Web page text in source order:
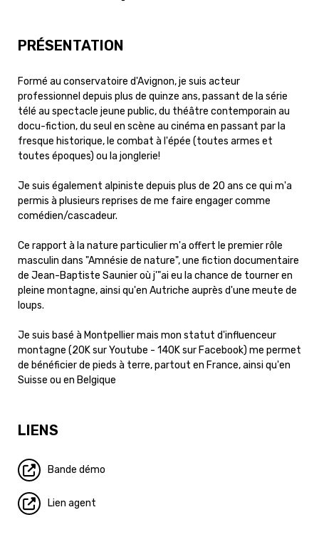
PRÉSENTATION
Formé au conservatoire d'Avignon, je suis acteur
professionnel depuis plus de quinze ans, passant de la série
télé au spectacle jeune public, du théâtre contemporain au
docu-fiction, du seul en scène au cinéma en passant par la
fresque historique, le combat à l'épée (toutes armes et
toutes époques) ou la jonglerie!
Je suis également alpiniste depuis plus de 20 ans ce qui m'a
permis à plusieurs reprises de me faire engager comme
comédien/cascadeur.
Ce rapport à la nature particulier m'a offert le premier rôle
masculin dans "Amnésie de nature", une fiction documentaire
de Jean-Baptiste Saunier où j'"ai eu la chance de tourner en
pleine montagne, ainsi qu'en Autriche auprès d'une meute de
loups.
Je suis basé à Montpellier mais mon statut d'influenceur
montagne (20K sur Youtube - 140K sur Facebook) me permet
de bénéficier de pieds à terre, partout en France, ainsi qu'en
Suisse ou en Belgique
LIENS
Bande démo
Lien agent